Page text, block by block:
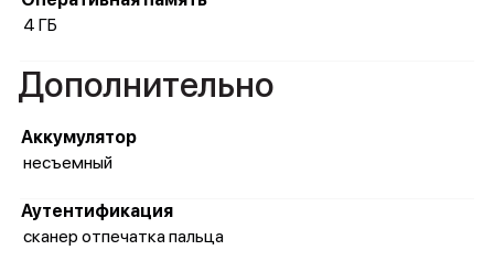
4 ГБ
Дополнительно
Аккумулятор
несъемный
Аутентификация
сканер отпечатка пальца